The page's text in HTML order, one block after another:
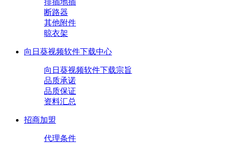
排插地插
断路器
其他附件
晾衣架
向日葵视频软件下载中心
向日葵视频软件下载宗旨
品质承诺
品质保证
资料汇总
招商加盟
代理条件